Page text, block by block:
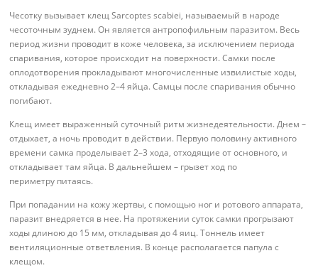
Чесотку вызывает клещ Sarcoptes scabiei, называемый в народе
чесоточным зуднем. Он является антропофильным паразитом. Весь
период жизни проводит в коже человека, за исключением периода
спаривания, которое происходит на поверхности. Самки после
оплодотворения прокладывают многочисленные извилистые ходы,
откладывая ежедневно 2–4 яйца. Самцы после спаривания обычно
погибают.
Клещ имеет выраженный суточный ритм жизнедеятельности. Днем –
отдыхает, а ночь проводит в действии. Первую половину активного
времени самка проделывает 2–3 хода, отходящие от основного, и
откладывает там яйца. В дальнейшем – грызет ход по
периметру питаясь.
При попадании на кожу жертвы, с помощью ног и ротового аппарата,
паразит внедряется в нее. На протяжении суток самки прогрызают
ходы длиною до 15 мм, откладывая до 4 яиц. Тоннель имеет
вентиляционные ответвления. В конце располагается папула с
клещом.